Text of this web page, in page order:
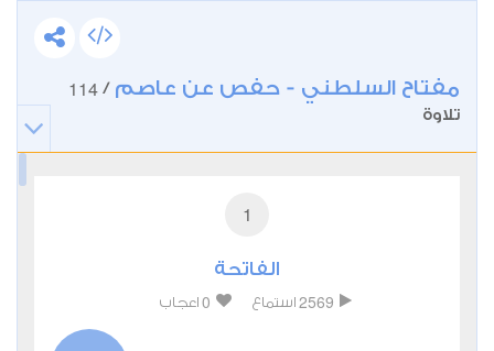
مفتاح السلطني - حفص عن عاصم /
114
تلاوة
1
الفاتحة
2569 استماع 0 اعجاب